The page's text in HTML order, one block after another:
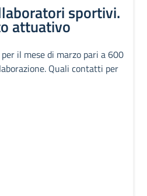
sportivi.
attuativo
il mese di marzo pari a 600
Quali contatti per